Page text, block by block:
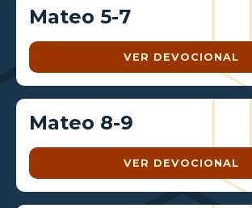
Mateo 5-7
VER DEVOCIONAL
Mateo 8-9
VER DEVOCIONAL